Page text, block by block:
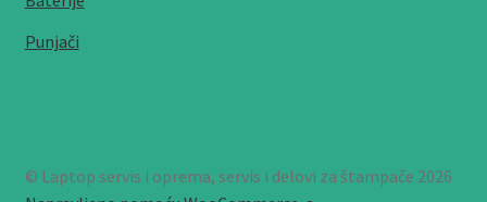
Punjači
© Laptop servis i oprema, servis i delovi za štampače 2026